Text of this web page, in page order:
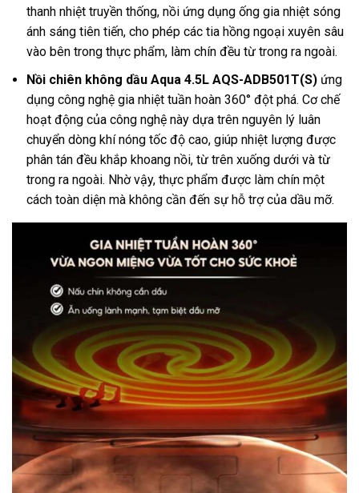
thanh nhiệt truyền thống, nồi ứng dụng ống gia nhiệt sóng
ánh sáng tiên tiến, cho phép các tia hồng ngoại xuyên sâu
vào bên trong thực phẩm, làm chín đều từ trong ra ngoài.
Nồi chiên không dầu Aqua 4.5L AQS-ADB501T(S) ứng
dụng công nghệ gia nhiệt tuần hoàn 360° đột phá. Cơ chế
hoạt động của công nghệ này dựa trên nguyên lý luân
chuyển dòng khí nóng tốc độ cao, giúp nhiệt lượng được
phân tán đều khắp khoang nồi, từ trên xuống dưới và từ
trong ra ngoài. Nhờ vậy, thực phẩm được làm chín một
cách toàn diện mà không cần đến sự hỗ trợ của dầu mỡ.